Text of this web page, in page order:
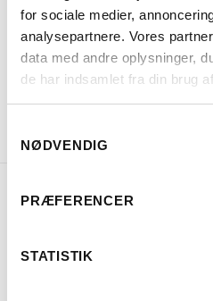
for sociale medier,
analysepartnere. Vores
data med andre oplysninger,
de har indsamlet fra din brug
NØDVENDIG
PRÆFERENCER
STATISTIK
HVOR KAN DET
DOWNLOAD BROCHURE